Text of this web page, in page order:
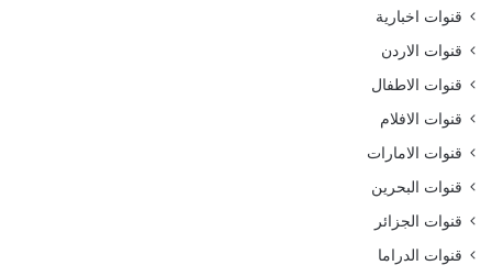
قنوات اخبارية
قنوات الاردن
قنوات الاطفال
قنوات الافلام
قنوات الامارات
قنوات البحرين
قنوات الجزائر
قنوات الدراما